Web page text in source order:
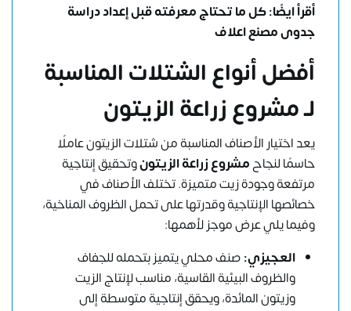
أقرأ ايضًا:كل ما تحتاج معرفته قبل إعداد دراسة
جدوى مصنع اعلاف
أفضل أنواع الشتلات المناسبة
لـ مشروع زراعة الزيتون
يعد اختيار الأصناف المناسبة من شتلات الزيتون عاملًا
حاسمًا لنجاحمشروع زراعة الزيتونوتحقيق إنتاجية
مرتفعة وجودة زيت متميزة. تختلف الأصناف في
خصائصها الإنتاجية وقدرتها على تحمل الظروف المناخية،
وفيما يلي عرض موجز لأهمها:
العجيزي:صنف محلي يتميز بتحمله للجفاف
والظروف البيئية القاسية، مناسب لإنتاج الزيت
وزيتون المائدة، ويحقق إنتاجية متوسطة إلى